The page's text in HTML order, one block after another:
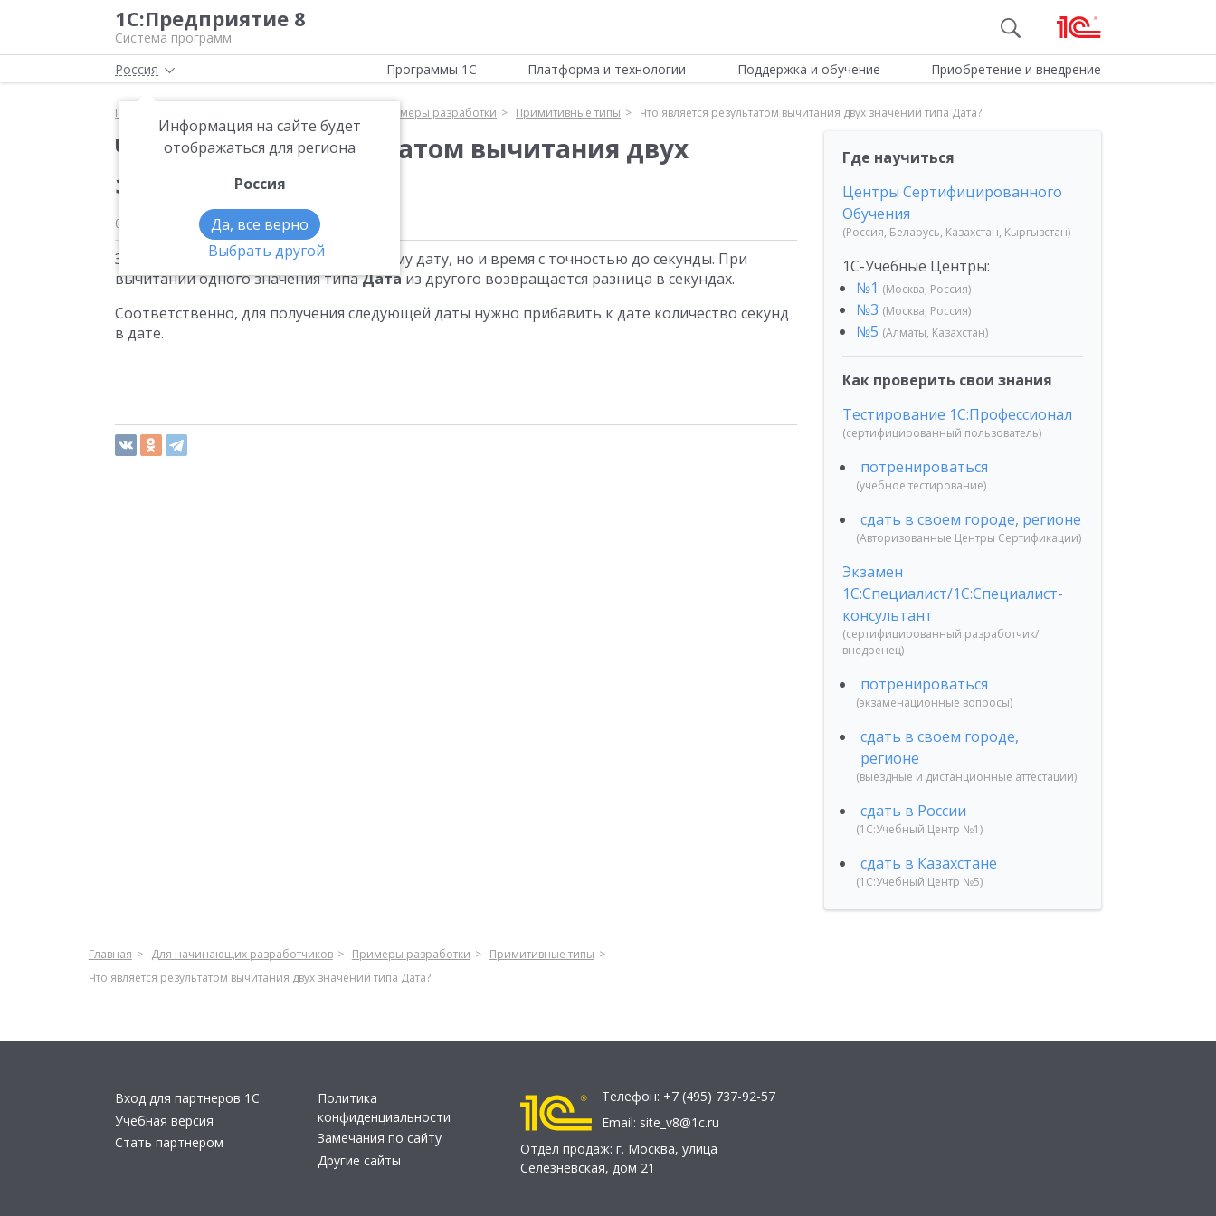
1С:Предприятие 8
Система программ
Россия
Информация на сайте будет
отображаться для региона
Россия
Да, все верно
Выбрать другой
Программы 1С Платформа и технологии Поддержка и обучение Приобретение и внедрение
Главная Примеры разработки Примитивные типы Что является результатом вычитания двух значений типа Дата?
Что является результатом вычитания двух
значений типа Дата?
09.06.2012
Значение Датавключает не только саму дату, но и время с точностью до секунды. При
вычитании одного значения типаДата из другого возвращается разница в секундах.
Соответственно, для получения следующей даты нужно прибавить к дате количество секунд
в дате.
Где научиться
Центры Сертифицированного
Обучения
(Россия, Беларусь, Казахстан, Кыргызстан)
1С-Учебные Центры:
№1 (Москва, Россия)
№3 (Москва, Россия)
№5 (Алматы, Казахстан)
Как проверить свои знания
Тестирование 1С:Профессионал
(сертифицированный пользователь)
потренироваться
(учебное тестирование)
сдать в своем городе, регионе
(Авторизованные Центры Сертификации)
Экзамен
1С:Специалист/1С:Специалист-
консультант
(сертифицированный разработчик/
внедренец)
потренироваться
(экзаменационные вопросы)
сдать в своем городе,
регионе
(выездные и дистанционные аттестации)
сдать в России
(1С:Учебный Центр №1)
сдать в Казахстане
(1С:Учебный Центр №5)
Главная Для начинающих разработчиков Примеры разработки
Примитивные типы
Что является результатом вычитания двух значений типа Дата?
Вход для партнеров 1С
Учебная версия
Стать партнером
Политика
конфиденциальности
Замечания по сайту
Другие сайты
Телефон: +7 (495) 737-92-57
Email: site_v8@1c.ru
Отдел продаж: г. Москва, улица
Селезнёвская, дом 21